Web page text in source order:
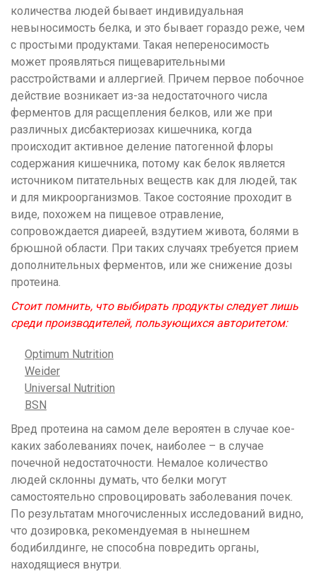
количества людей бывает индивидуальная
невыносимость белка, и это бывает гораздо реже, чем
с простыми продуктами. Такая непереносимость
может проявляться пищеварительными
расстройствами и аллергией. Причем первое побочное
действие возникает из-за недостаточного числа
ферментов для расщепления белков, или же при
различных дисбактериозах кишечника, когда
происходит активное деление патогенной флоры
содержания кишечника, потому как белок является
источником питательных веществ как для людей, так
и для микроорганизмов. Такое состояние проходит в
виде, похожем на пищевое отравление,
сопровождается диареей, вздутием живота, болями в
брюшной области. При таких случаях требуется прием
дополнительных ферментов, или же снижение дозы
протеина.
Стоит помнить, что выбирать продукты следует лишь
среди производителей, пользующихся авторитетом:
Optimum Nutrition
Weider
Universal Nutrition
BSN
Вред протеина на самом деле вероятен в случае кое-
каких заболеваниях почек, наиболее – в случае
почечной недостаточности. Немалое количество
людей склонны думать, что белки могут
самостоятельно спровоцировать заболевания почек.
По результатам многочисленных исследований видно,
что дозировка, рекомендуемая в нынешнем
бодибилдинге, не способна повредить органы,
находящиеся внутри.